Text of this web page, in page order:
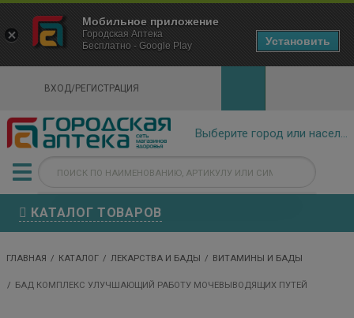
ВХОД/РЕГИСТРАЦИЯ
КАТАЛОГ ТОВАРОВ
ГЛАВНАЯ КАТАЛОГ ЛЕКАРСТВА И БАДЫ ВИТАМИНЫ И БАДЫ
БАД КОМПЛЕКС УЛУЧШАЮЩИЙ РАБОТУ МОЧЕВЫВОДЯЩИХ ПУТЕЙ
×
Городская Аптека Маркетплейс
- In Google Play
Мобильное приложение
Городская Аптека
Бесплатно - Google Play
Установить